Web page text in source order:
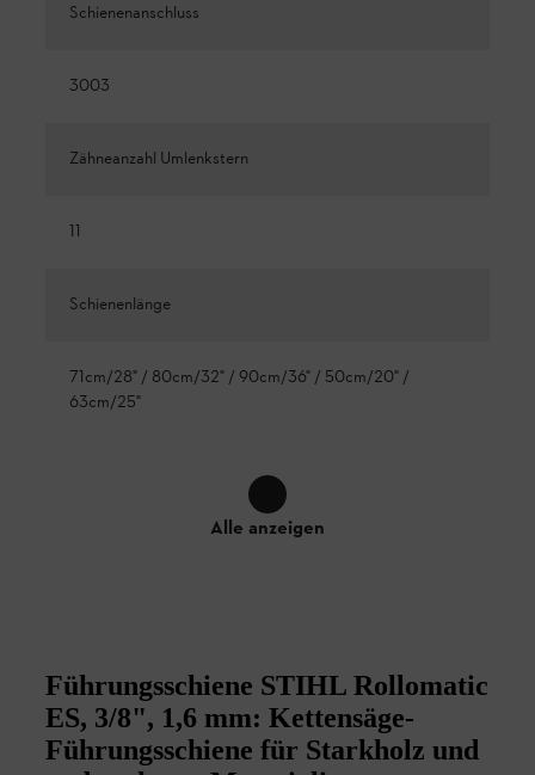
Schienenanschluss
3003
Zähneanzahl Umlenkstern
11
Schienenlänge
71cm/28" / 80cm/32" / 90cm/36" / 50cm/20" /
63cm/25"
Alle anzeigen
Führungsschiene STIHL Rollomatic
ES, 3/8", 1,6 mm: Kettensäge-
Führungsschiene für Starkholz und